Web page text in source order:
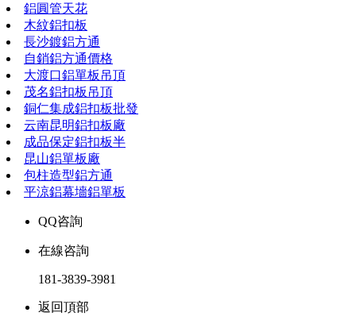
鋁圓管天花
木紋鋁扣板
長沙鍍鋁方通
自銷鋁方通價格
大渡口鋁單板吊頂
茂名鋁扣板吊頂
銅仁集成鋁扣板批發
云南昆明鋁扣板廠
成品保定鋁扣板半
昆山鋁單板廠
包柱造型鋁方通
平涼鋁幕墻鋁單板
QQ咨詢
在線咨詢
181-3839-3981
返回頂部